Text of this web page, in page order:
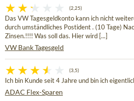
(2,25)
Das VW Tagesgeldkonto kann ich nicht
durch umständliches Postident . (10 Tage)
Zinsen.!!!! Was soll das. Hier wird [...]
VW Bank Tagesgeld
(3,5)
Ich bin Kunde seit 4 Jahre und bin ich
ADAC Flex-Sparen